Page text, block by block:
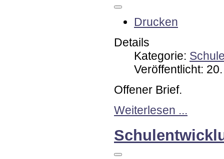
Drucken
Details
Kategorie:
Veröffentlicht:
Offener Brief.
Weiterlesen ...